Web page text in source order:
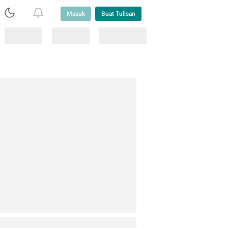
Masuk Buat Tulisan